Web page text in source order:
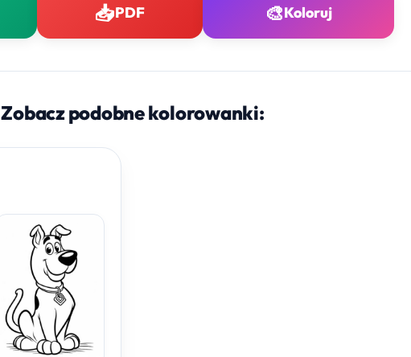
📥PDF 🎨Koloruj
Zobacz podobne kolorowanki: